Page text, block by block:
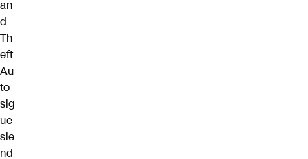
an
d
Th
eft
Au
to
sig
ue
sie
nd